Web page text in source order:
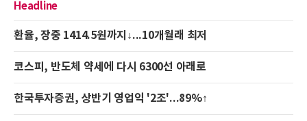
Headline
환율, 장중 1414.5원까지↓...10개월래 최저
코스피, 반도체 약세에 다시 6300선 아래로
한국투자증권, 상반기 영업익 '2조'...89%↑